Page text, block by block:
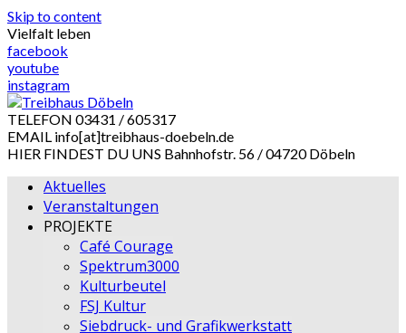
Skip to content
Vielfalt leben
facebook
youtube
instagram
TELEFON 03431 / 605317
EMAIL info[at]treibhaus-doebeln.de
HIER FINDEST DU UNS Bahnhofstr. 56 / 04720 Döbeln
Aktuelles
Veranstaltungen
PROJEKTE
Café Courage
Spektrum3000
Kulturbeutel
FSJ Kultur
Siebdruck- und Grafikwerkstatt